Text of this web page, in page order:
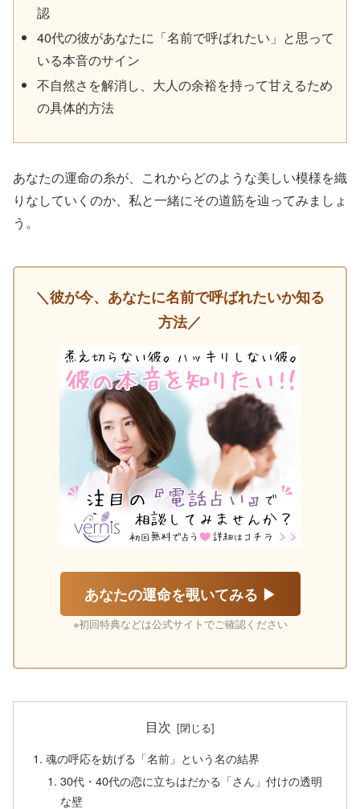
認
40代の彼があなたに「名前で呼ばれたい」と思って
いる本音のサイン
不自然さを解消し、大人の余裕を持って甘えるため
の具体的方法
あなたの運命の糸が、これからどのような美しい模様を織
りなしていくのか、私と一緒にその道筋を辿ってみましょ
う。
＼彼が今、あなたに名前で呼ばれたいか知る
方法／
あなたの運命を覗いてみる ▶
※初回特典などは公式サイトでご確認ください
目次
魂の呼応を妨げる「名前」という名の結界
30代・40代の恋に立ちはだかる「さん」付けの透明
な壁